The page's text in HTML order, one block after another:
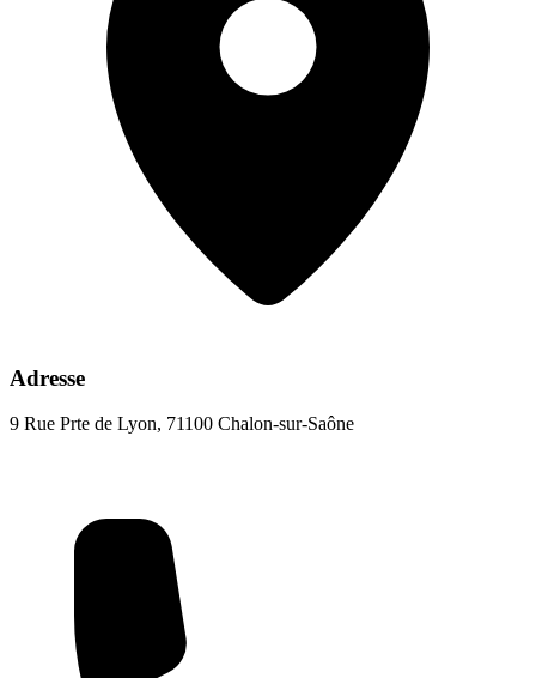
Adresse
9 Rue Prte de Lyon, 71100 Chalon-sur-Saône